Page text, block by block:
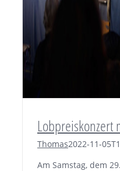
Lobpreiskonzert
Thomas2022-11-
Am Samstag, dem